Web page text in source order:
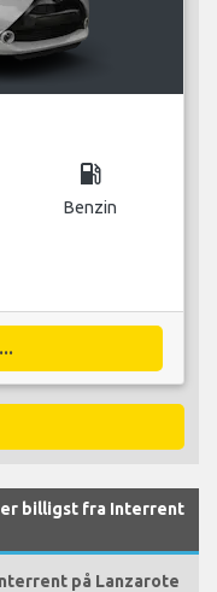
local_gas_station
Benzin
billigst fra Interrent
på Lanzarote